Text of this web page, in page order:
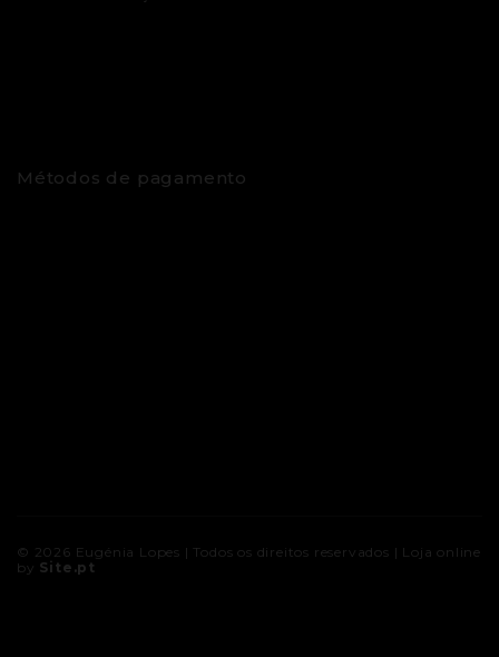
Métodos de pagamento
© 2026 Eugénia Lopes | Todos os direitos reservados | Loja online
by Site.pt